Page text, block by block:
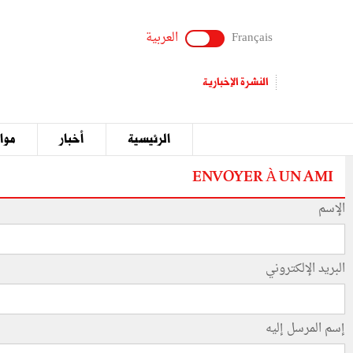
Français العربية
النشرة الإخبارية
الرئيسية أخبار
ENVOYER À UN AMI
الإسم
البريد الإلكتروني
إسم المرسل إليه